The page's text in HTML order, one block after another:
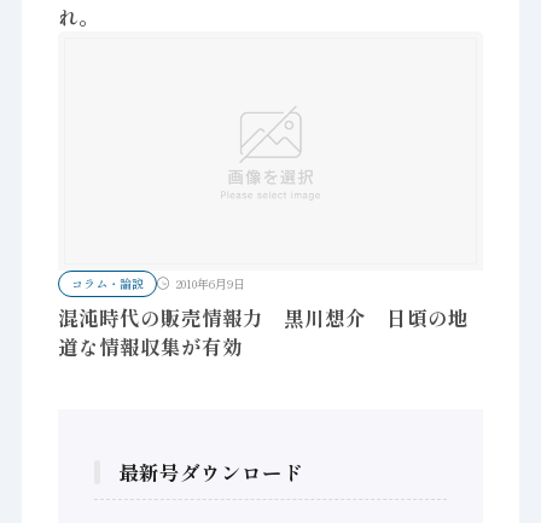
れ。
コラム・論説 2010年6月9日
混沌時代の販売情報力 黒川想介 日頃の地
道な情報収集が有効
最新号ダウンロード